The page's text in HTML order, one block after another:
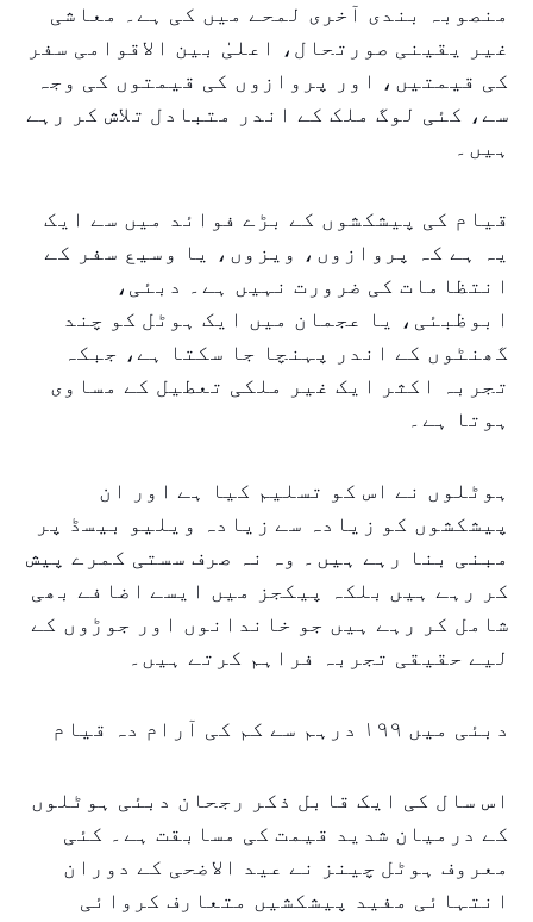
منصوبہ بندی آخری لمحے میں کی ہے۔ معاشی
غیر یقینی صورتحال، اعلیٰ بین الاقوامی سفر
کی قیمتیں، اور پروازوں کی قیمتوں کی وجہ
سے، کئی لوگ ملک کے اندر متبادل تلاش کر رہے
ہیں۔
قیام کی پیشکشوں کے بڑے فوائد میں سے ایک
یہ ہے کہ پروازوں، ویزوں، یا وسیع سفر کے
انتظامات کی ضرورت نہیں ہے۔ دبئی،
ابوظبئی، یا عجمان میں ایک ہوٹل کو چند
گھنٹوں کے اندر پہنچا جا سکتا ہے، جبکہ
تجربہ اکثر ایک غیر ملکی تعطیل کے مساوی
ہوتا ہے۔
ہوٹلوں نے اس کو تسلیم کیا ہے اور ان
پیشکشوں کو زیادہ سے زیادہ ویلیو بیسڈ پر
مبنی بنا رہے ہیں۔ وہ نہ صرف سستی کمرے پیش
کر رہے ہیں بلکہ پیکجز میں ایسے اضافے بھی
شامل کر رہے ہیں جو خاندانوں اور جوڑوں کے
لیے حقیقی تجربہ فراہم کرتے ہیں۔
دبئی میں ۱۹۹ درہم سے کم کی آرام دہ قیام
اس سال کی ایک قابل ذکر رجحان دبئی ہوٹلوں
کے درمیان شدید قیمت کی مسابقت ہے۔ کئی
معروف ہوٹل چینز نے عید الاضحی کے دوران
انتہائی مفید پیشکشیں متعارف کروائی